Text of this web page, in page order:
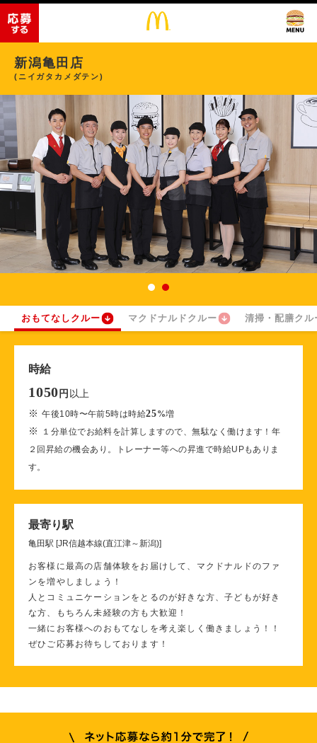
新潟亀田店
(ニイガタカメダテン)
おもてなしクルー マクドナルドクルー 清掃・配膳クル
時給
1050 円 以上
※午後10時〜午前5時は時給25%増
※
１分単位でお給料を計算しますので、無駄なく働けます！年
２回昇給の機会あり。トレーナー等への昇進で時給UPもありま
す。
最寄り駅
亀田駅 [JR信越本線(直江津～新潟)]
お客様に最高の店舗体験をお届けして、マクドナルドのファ
ンを増やしましょう！
人とコミュニケーションをとるのが好きな方、子どもが好き
な方、もちろん未経験の方も大歓迎！
一緒にお客様へのおもてなしを考え楽しく働きましょう！！
ぜひご応募お待ちしております！